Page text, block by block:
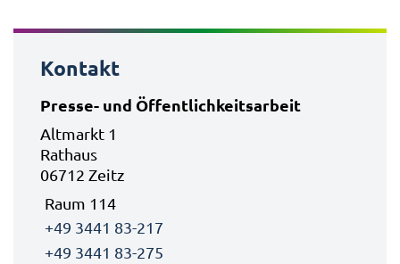
Kontakt
Presse- und Öffentlichkeitsarbeit
Altmarkt 1
Rathaus
06712 Zeitz
Raum 114
+49 3441 83-217
+49 3441 83-275